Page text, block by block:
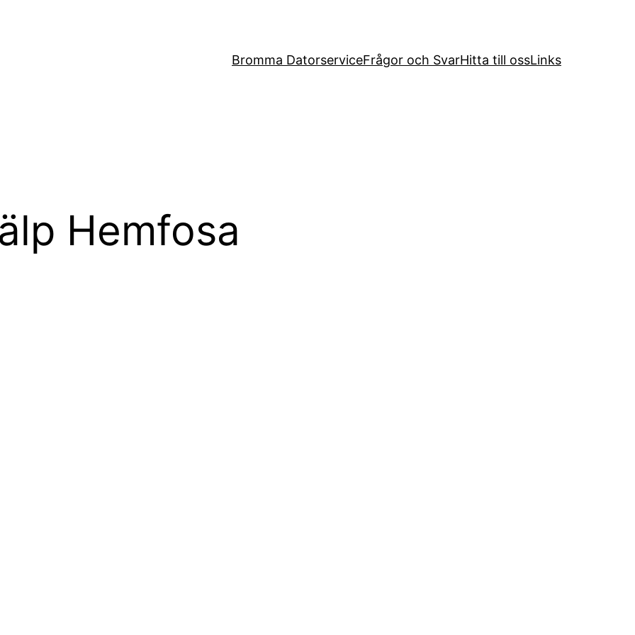
Bromma DatorserviceFrågor och SvarHitta till ossLinks
Hemfosa